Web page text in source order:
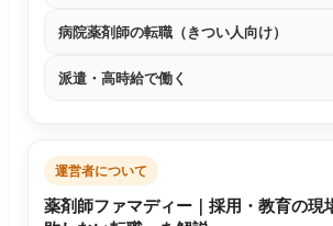
病院薬剤師の転職（きつい人向け）
派遣・高時給で働く
運営者について
薬剤師ファマディー｜採用・教育の現